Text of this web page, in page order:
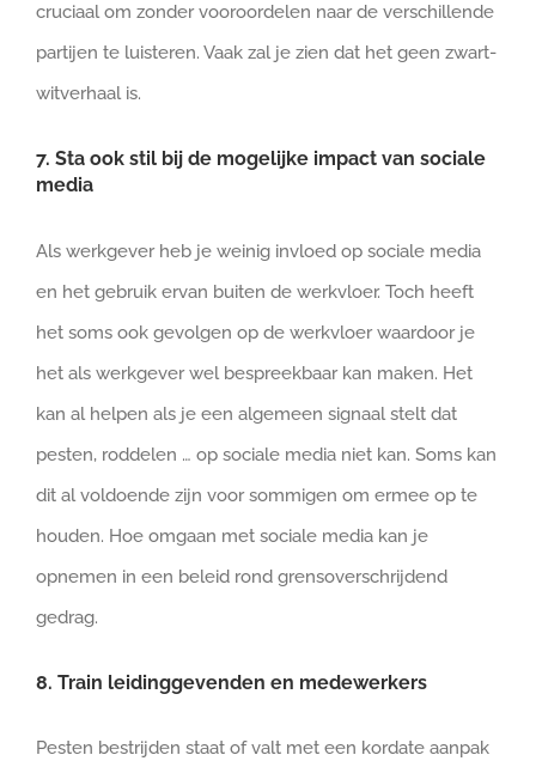
cruciaal om zonder vooroordelen naar de verschillende
partijen te luisteren. Vaak zal je zien dat het geen zwart-
witverhaal is.
7. Sta ook stil bij de mogelijke impact van sociale
media
Als werkgever heb je weinig invloed op sociale media
en het gebruik ervan buiten de werkvloer. Toch heeft
het soms ook gevolgen op de werkvloer waardoor je
het als werkgever wel bespreekbaar kan maken. Het
kan al helpen als je een algemeen signaal stelt dat
pesten, roddelen … op sociale media niet kan. Soms kan
dit al voldoende zijn voor sommigen om ermee op te
houden. Hoe omgaan met sociale media kan je
opnemen in een beleid rond grensoverschrijdend
gedrag.
8. Train leidinggevenden en medewerkers
Pesten bestrijden staat of valt met een kordate aanpak